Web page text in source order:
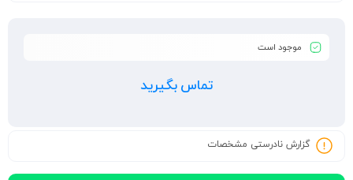
موجود است
تماس بگیرید
گزارش نادرستی مشخصات